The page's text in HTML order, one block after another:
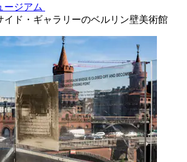
ージアム
イド・ギャラリーのベルリン壁美術館